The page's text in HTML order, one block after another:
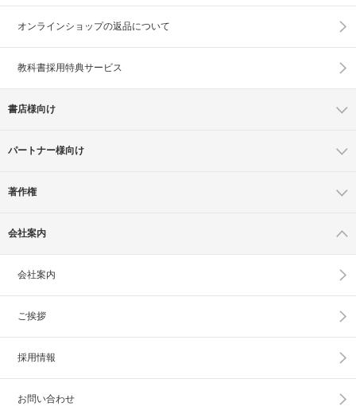
オンラインショップの返品について
教科書採用特典サービス
書店様向け
パートナー様向け
著作権
会社案内
会社案内
ご挨拶
採用情報
お問い合わせ